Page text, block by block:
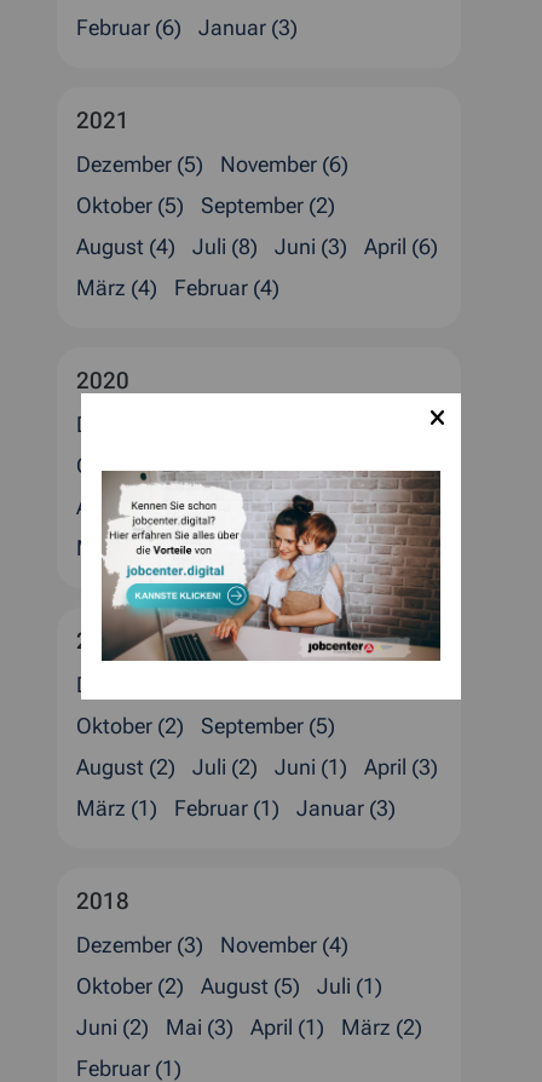
Februar (6)
Januar (3)
2021
Dezember (5)
November (6)
Oktober (5)
September (2)
August (4)
Juli (8) Juni (3)
April (6)
März (4)
Februar (4)
2020
Dezember (6)
Oktober (3)
September (2)
August (4)
Juli (1) Juni (1)
April (6)
März (6)
Februar (4) Januar (2)
2019
Dezember (6)
Oktober (2)
September (5)
August (2)
Juli (2) Juni (1)
April (3)
März (1)
Februar (1) Januar (3)
2018
Dezember (3)
November (4)
Oktober (2)
August (5)
Juli (1)
Juni (2)
Mai (3) April (1)
März (2)
Februar (1)